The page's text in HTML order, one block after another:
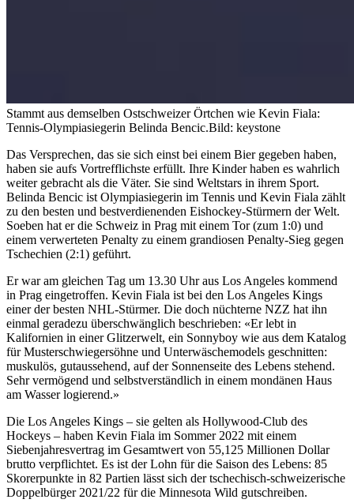
Stammt aus demselben Ostschweizer Örtchen wie Kevin Fiala:
Tennis-Olympiasiegerin Belinda Bencic.Bild: keystone
Das Versprechen, das sie sich einst bei einem Bier gegeben haben,
haben sie aufs Vortrefflichste erfüllt. Ihre Kinder haben es wahrlich
weiter gebracht als die Väter. Sie sind Weltstars in ihrem Sport.
Belinda Bencic ist Olympiasiegerin im Tennis und Kevin Fiala zählt
zu den besten und bestverdienenden Eishockey-Stürmern der Welt.
Soeben hat er die Schweiz in Prag mit einem Tor (zum 1:0) und
einem verwerteten Penalty zu einem grandiosen Penalty-Sieg gegen
Tschechien (2:1) geführt.
Er war am gleichen Tag um 13.30 Uhr aus Los Angeles kommend
in Prag eingetroffen. Kevin Fiala ist bei den Los Angeles Kings
einer der besten NHL-Stürmer. Die doch nüchterne NZZ hat ihn
einmal geradezu überschwänglich beschrieben: «Er lebt in
Kalifornien in einer Glitzerwelt, ein Sonnyboy wie aus dem Katalog
für Musterschwiegersöhne und Unterwäschemodels geschnitten:
muskulös, gutaussehend, auf der Sonnenseite des Lebens stehend.
Sehr vermögend und selbstverständlich in einem mondänen Haus
am Wasser logierend.»
Die Los Angeles Kings – sie gelten als Hollywood-Club des
Hockeys – haben Kevin Fiala im Sommer 2022 mit einem
Siebenjahresvertrag im Gesamtwert von 55,125 Millionen Dollar
brutto verpflichtet. Es ist der Lohn für die Saison des Lebens: 85
Skorerpunkte in 82 Partien lässt sich der tschechisch-schweizerische
Doppelbürger 2021/22 für die Minnesota Wild gutschreiben.